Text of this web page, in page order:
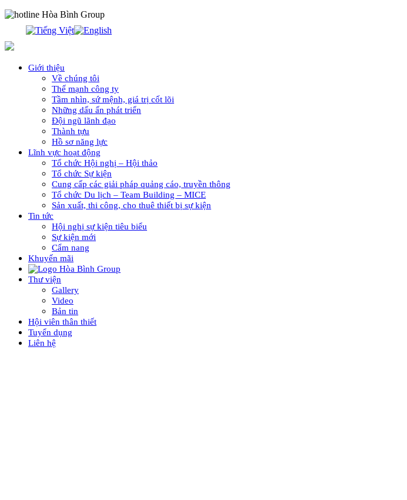
Giới thiệu
Về chúng tôi
Thế mạnh công ty
Tầm nhìn, sứ mệnh, giá trị cốt lõi
Những dấu ấn phát triển
Đội ngũ lãnh đạo
Thành tựu
Hồ sơ năng lực
Lĩnh vực hoạt động
Tổ chức Hội nghị – Hội thảo
Tổ chức Sự kiện
Cung cấp các giải pháp quảng cáo, truyền thông
Tổ chức Du lịch – Team Building – MICE
Sản xuất, thi công, cho thuê thiết bị sự kiện
Tin tức
Hội nghị sự kiện tiêu biểu
Sự kiện mới
Cẩm nang
Khuyến mãi
Thư viện
Gallery
Video
Bản tin
Hội viên thân thiết
Tuyển dụng
Liên hệ